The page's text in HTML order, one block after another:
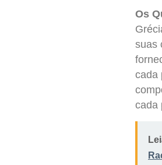
Os
suas
cada
cada